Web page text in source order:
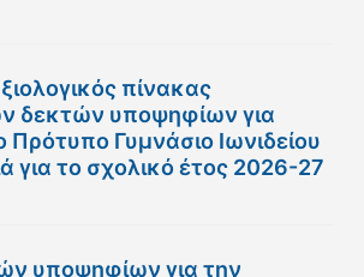
πίνακας
δεκτών υποψηφίων για
Γυμνάσιο Ιωνιδείου
για το σχολικό έτος 2026-27
υποψηφίων για την